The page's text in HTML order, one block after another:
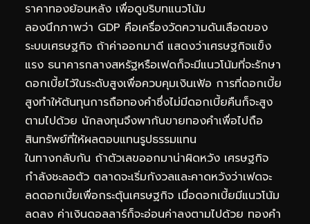
ราคาทองย้อนหลัง เพื่อดูบริบทแนวโน้ม
ลองนึกภาพว่า GDP คือเครื่องวัดความดันเลือดของ
ระบบเศรษฐกิจ ถ้าค่าออกมาดี แสดงว่าเศรษฐกิจแข็ง
แรง ธนาคารกลางสหรัฐหรือเฟดก็จะมีแนวโน้มที่จะรักษา
ดอกเบี้ยไว้ในระดับสูงเพื่อควบคุมเงินเฟ้อ การที่ดอกเบี้ย
สูงทำให้ต้นทุนการถือทองคำซึ่งไม่มีดอกเบี้ยคืนก็จะสูง
ตามไปด้วย นักลงทุนจึงพากันขายทองคำเพื่อไปถือ
สินทรัพย์ที่ให้ผลตอบแทนรูปธรรมแทน
ในทางกลับกัน ถ้าตัวเลขออกมาน่าผิดหวัง เศรษฐกิจ
กำลังชะลอตัว ตลาดจะเริ่มกังวลและคาดหวังว่าเฟดจะ
ลดดอกเบี้ยเพื่อกระตุ้นเศรษฐกิจ เมื่อดอกเบี้ยมีแนวโน้ม
ลดลง ค่าเงินดอลลาร์ก็จะอ่อนค่าลงตามไปด้วย ทองคำ